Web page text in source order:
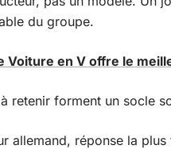
du groupe.
Voiture en V offre le
retenir forment un socle
allemand, réponse la